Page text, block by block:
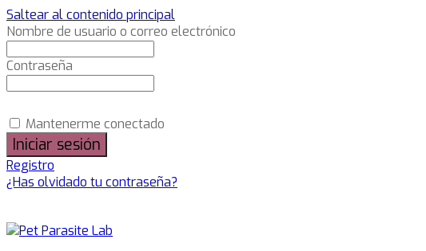
Saltear al contenido principal
Nombre de usuario o correo electrónico
Contraseña
Mantenerme conectado
Registro
¿Has olvidado tu contraseña?